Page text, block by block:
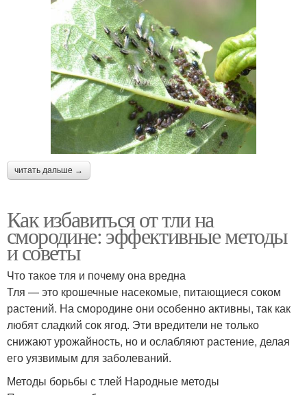
читать дальше →
Как избавиться от тли на
смородине: эффективные методы
и советы
Что такое тля и почему она вредна
Тля — это крошечные насекомые, питающиеся соком
растений. На смородине они особенно активны, так как
любят сладкий сок ягод. Эти вредители не только
снижают урожайность, но и ослабляют растение, делая
его уязвимым для заболеваний.
Методы борьбы с тлей Народные методы